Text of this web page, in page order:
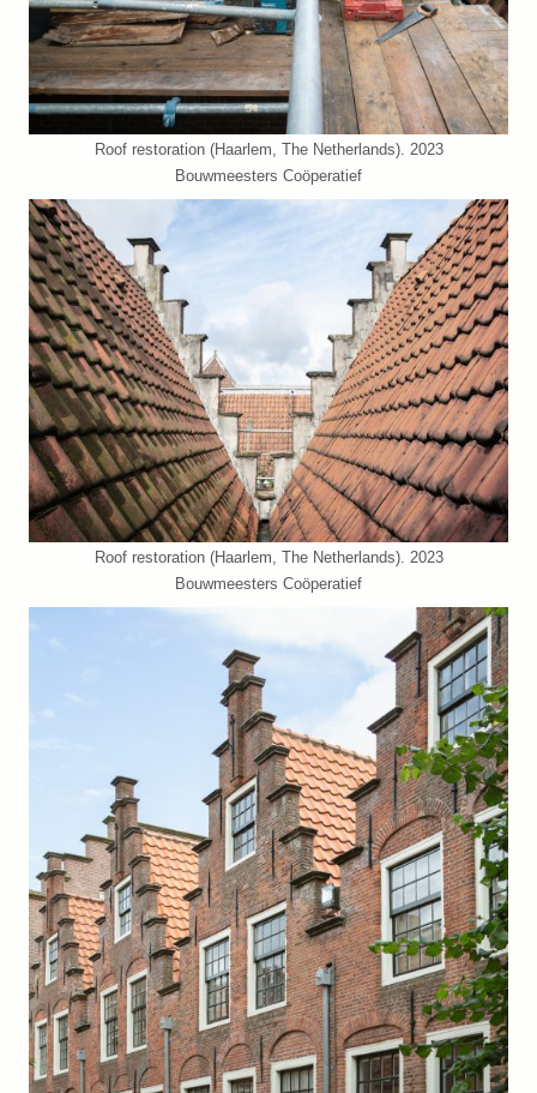
Roof restoration (Haarlem, The Netherlands). 2023
Bouwmeesters Coöperatief
Roof restoration (Haarlem, The Netherlands). 2023
Bouwmeesters Coöperatief